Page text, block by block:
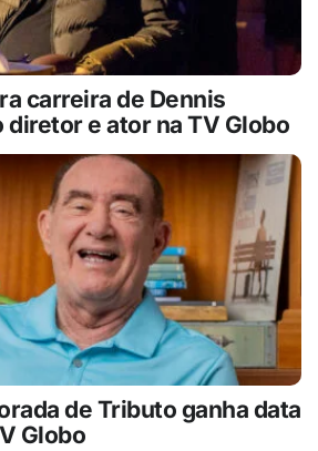
carreira de Dennis
diretor e ator na TV Globo
de Tributo ganha data
Globo